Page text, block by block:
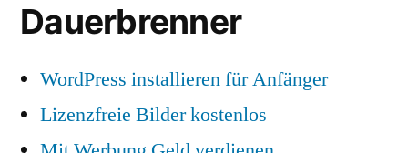
Dauerbrenner
WordPress installieren für Anfänger
Lizenzfreie Bilder kostenlos